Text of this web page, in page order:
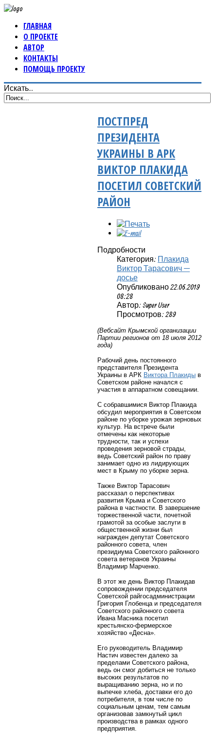
ГЛАВНАЯ
О ПРОЕКТЕ
АВТОР
КОНТАКТЫ
ПОМОЩЬ ПРОЕКТУ
Искать...
ПОСТПРЕД
ПРЕЗИДЕНТА
УКРАИНЫ В АРК
ВИКТОР ПЛАКИДА
ПОСЕТИЛ СОВЕТСКИЙ
РАЙОН
Подробности
Категория: Плакида
Виктор Тарасович —
досье
Опубликовано 22.06.2019
08:28
Автор: Super User
Просмотров: 289
(Вебсайт Крымской организации
Партии регионов от 18 июля 2012
года)
Рабочий день постоянного
представителя Президента
Украины в АРК Виктора Плакиды в
Советском районе начался с
участия в аппаратном совещании.
С собравшимися Виктор Плакида
обсудил мероприятия в Советском
районе по уборке урожая зерновых
культур. На встрече были
отмечены как некоторые
трудности, так и успехи
проведения зерновой страды,
ведь Советский район по праву
занимает одно из лидирующих
мест в Крыму по уборке зерна.
Также Виктор Тарасович
рассказал о перспективах
развития Крыма и Советского
района в частности. В завершение
торжественной части, почетной
грамотой за особые заслуги в
общественной жизни был
награжден депутат Советского
районного совета, член
президиума Советского районного
совета ветеранов Украины
Владимир Марченко.
В этот же день Виктор Плакидав
сопровождении председателя
Советской райгосадминистрации
Григория Глобенца и председателя
Советского районного совета
Ивана Масника посетил
крестьянско-фермерское
хозяйство «Десна».
Его руководитель Владимир
Настич известен далеко за
пределами Советского района,
ведь он смог добиться не только
высоких результатов по
выращиванию зерна, но и по
выпечке хлеба, доставки его до
потребителя, в том числе по
социальным ценам, тем самым
организовав замкнутый цикл
производства в рамках одного
предприятия.